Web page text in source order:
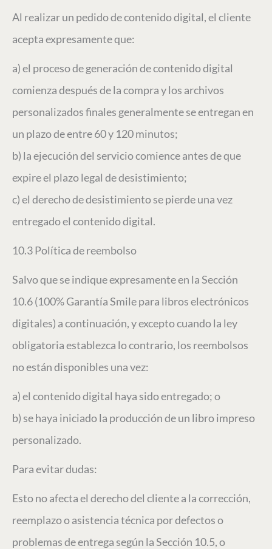
Al realizar un pedido de contenido digital, el cliente
acepta expresamente que:
a) el proceso de generación de contenido digital
comienza después de la compra y los archivos
personalizados finales generalmente se entregan en
un plazo de entre 60 y 120 minutos;
b) la ejecución del servicio comience antes de que
expire el plazo legal de desistimiento;
c) el derecho de desistimiento se pierde una vez
entregado el contenido digital.
10.3 Política de reembolso
Salvo que se indique expresamente en la Sección
10.6 (100% Garantía Smile para libros electrónicos
digitales) a continuación, y excepto cuando la ley
obligatoria establezca lo contrario, los reembolsos
no están disponibles una vez:
a) el contenido digital haya sido entregado; o
b) se haya iniciado la producción de un libro impreso
personalizado.
Para evitar dudas:
Esto no afecta el derecho del cliente a la corrección,
reemplazo o asistencia técnica por defectos o
problemas de entrega según la Sección 10.5, o